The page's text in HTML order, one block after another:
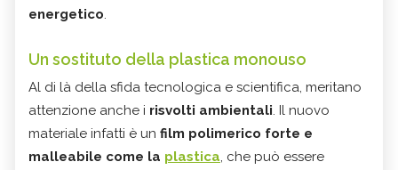
energetico.
Un sostituto della plastica monouso
Al di là della sfida tecnologica e scientifica, meritano
attenzione anche i risvolti ambientali. Il nuovo
materiale infatti è un film polimerico forte e
malleabile come la plastica, che può essere